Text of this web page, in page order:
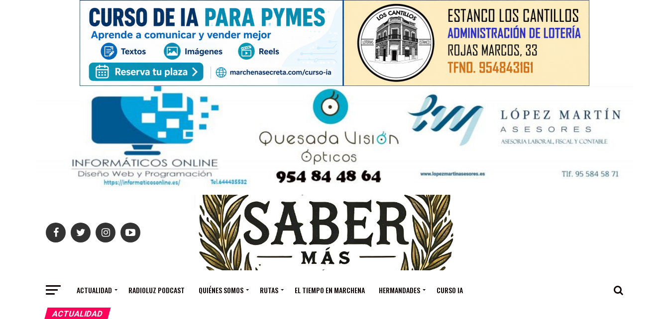
ACTUALIDAD RADIOLUZ PODCAST QUIÉNES SOMOS RUTAS EL TIEMPO EN MARCHENA HERMANDADES CURSO IA
ACTUALIDAD